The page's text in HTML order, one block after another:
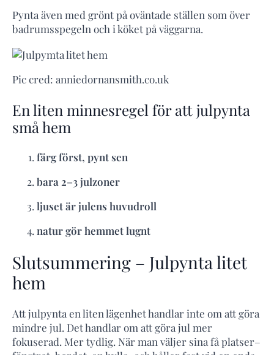
Pynta även med grönt på oväntade ställen som över
badrumsspegeln och i köket på väggarna.
Pic cred: anniedornansmith.co.uk
En liten minnesregel för att julpynta
små hem
färg först, pynt sen
bara 2–3 julzoner
ljuset är julens huvudroll
natur gör hemmet lugnt
Slutsummering – Julpynta litet
hem
Att julpynta en liten lägenhet handlar inte om att göra
mindre jul. Det handlar om att göra jul mer
fokuserad. Mer tydlig. När man väljer sina få platser–